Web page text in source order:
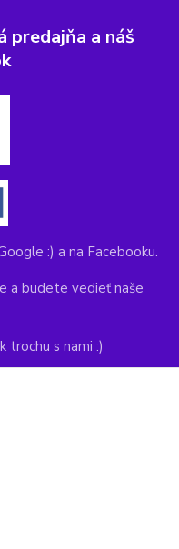
predajňa a náš
:) a na Facebooku.
a budete vedieť naše
trochu s nami :)